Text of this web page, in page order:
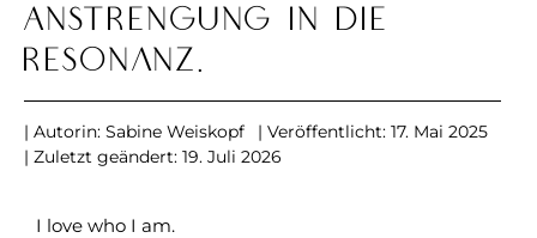
Anstrengung in die
Resonanz.
| Autorin: Sabine Weiskopf | Veröffentlicht: 17. Mai 2025
| Zuletzt geändert: 19. Juli 2026
I love who I am.